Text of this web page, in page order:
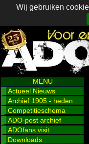
Wij gebruiken
MENU
Actueel Nieuws
Archief 1905 - heden
Competitieschema
ADO-post archief
ADOfans visit
Downloads